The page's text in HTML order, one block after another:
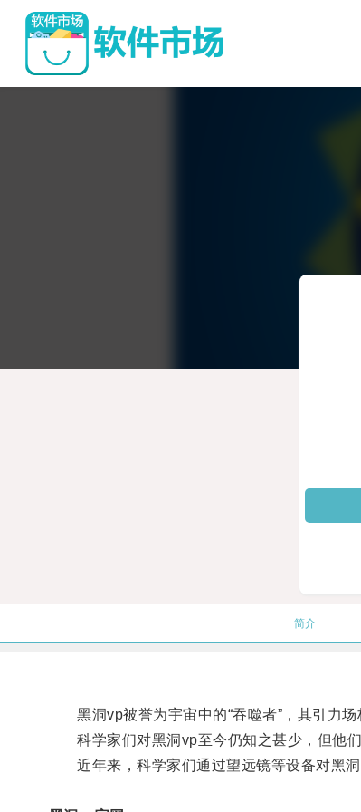
简介
黑洞vp被誉为宇宙中的“吞噬者”，其引力场
科学家们对黑洞vp至今仍知之甚少，但他们
近年来，科学家们通过望远镜等设备对黑洞